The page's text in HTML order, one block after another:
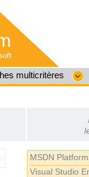
multicritères
MSDN
Visual Studio